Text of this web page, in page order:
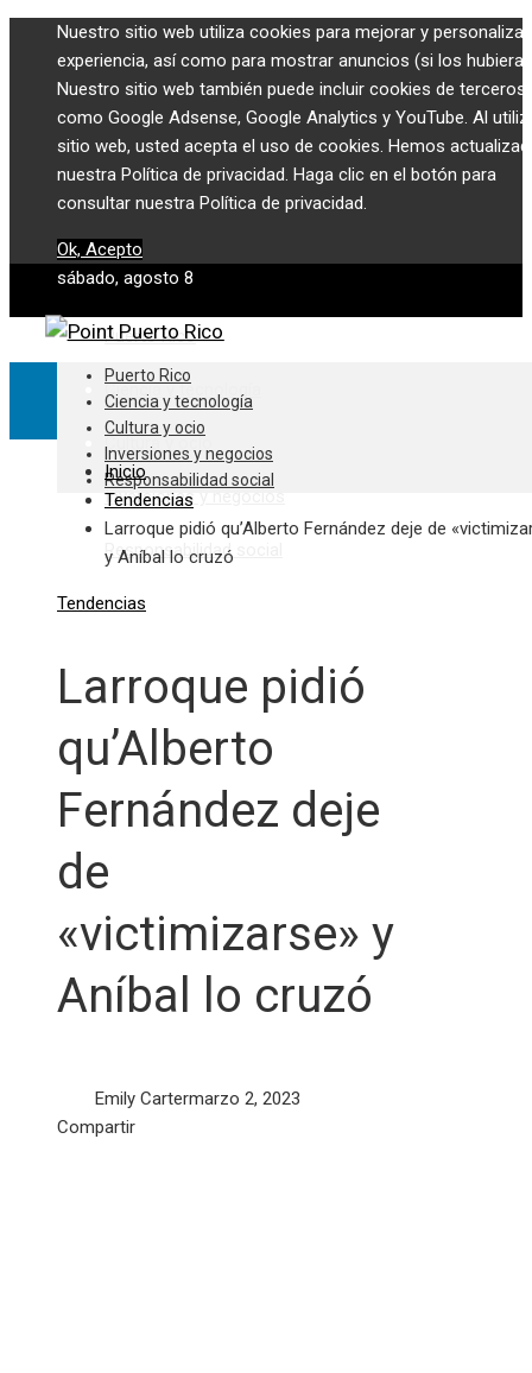
Nuestro sitio web utiliza cookies para mejorar y
experiencia, así como para mostrar anuncios (si los hubiera).
Nuestro sitio web también puede incluir cookies de terceros,
como Google Adsense, Google Analytics y YouTube. Al
sitio web, usted acepta el uso de cookies. Hemos
nuestra Política de privacidad. Haga clic en el botón para
consultar nuestra Política de privacidad.
Ok, Acepto
sábado, agosto 8
Puerto Rico
Ciencia y tecnología
Cultura y ocio
Inversiones y negocios
Responsabilidad social
Puerto Rico
Ciencia y tecnología
Cultura y ocio
Inversiones y negocios
Responsabilidad social
Inicio
Tendencias
Larroque pidió qu’Alberto Fernández deje de
y Aníbal lo cruzó
Tendencias
Larroque pidió
qu’Alberto
Fernández deje
de
«victimizarse» y
Aníbal lo cruzó
Emily Cartermarzo 2, 2023
Facebook
Twitter
LinkedIn
Pinterest
Stumbleupon
Email
Compartir